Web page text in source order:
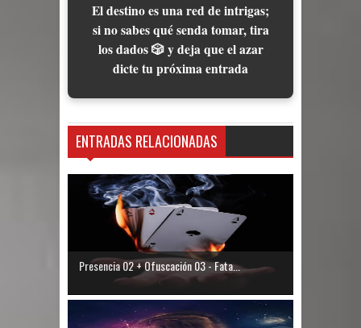
El destino es una red de intrigas;
si no sabes qué senda tomar, tira
los dados 🎲 y deja que el azar
dicte tu próxima entrada
ENTRADAS RELACIONADAS
Presencia 02 + Ofuscación 03 - Fata...